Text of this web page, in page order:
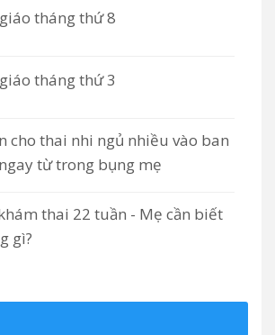
tháng thứ 8
tháng thứ 3
cho thai nhi ngủ nhiều vào ban
từ trong bụng mẹ
thai 22 tuần - Mẹ cần biết
gì?